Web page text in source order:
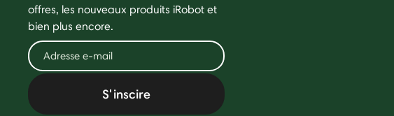
offres, les nouveaux produits iRobot et
bien plus encore.
S'inscire